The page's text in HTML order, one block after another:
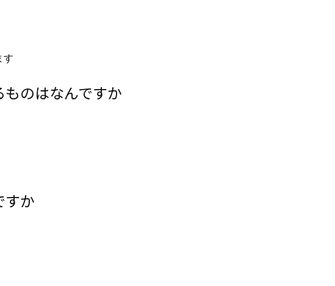
す
のはなんですか
すか